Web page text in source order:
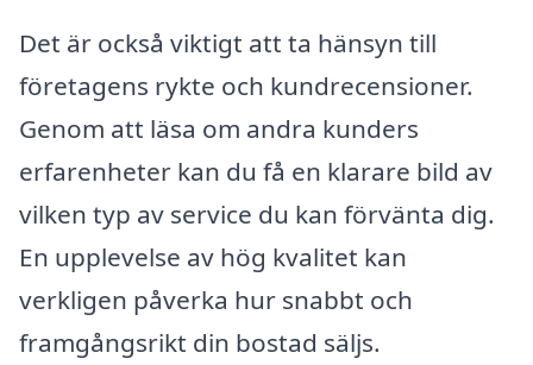
Det är också viktigt att ta hänsyn till
företagens rykte och kundrecensioner.
Genom att läsa om andra kunders
erfarenheter kan du få en klarare bild av
vilken typ av service du kan förvänta dig.
En upplevelse av hög kvalitet kan
verkligen påverka hur snabbt och
framgångsrikt din bostad säljs.